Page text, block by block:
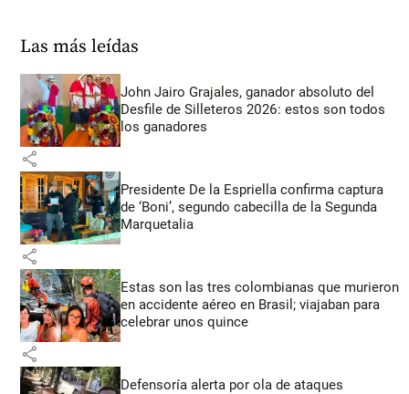
Las más leídas
John Jairo Grajales, ganador absoluto del
Desfile de Silleteros 2026: estos son todos
los ganadores
share
Presidente De la Espriella confirma captura
de ‘Boni’, segundo cabecilla de la Segunda
Marquetalia
share
Estas son las tres colombianas que murieron
en accidente aéreo en Brasil; viajaban para
celebrar unos quince
share
Defensoría alerta por ola de ataques